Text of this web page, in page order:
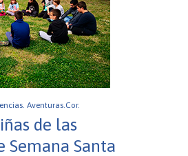
Aventuras.Cor.
de las
Semana Santa